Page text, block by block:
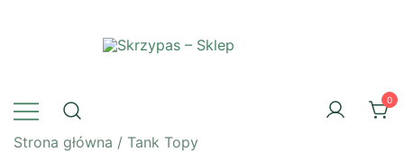
0
Strona główna / Tank Topy